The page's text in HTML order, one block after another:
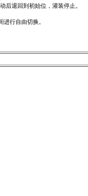
后退回到初始位，灌装停止。
进行自由切换。